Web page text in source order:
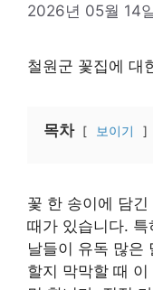
2026년 05월 14
철원군 꽃집에 대
목차 보이기
꽃 한 송이에 담
때가 있습니다.
날들이 유독 많은
할지 막막할 때